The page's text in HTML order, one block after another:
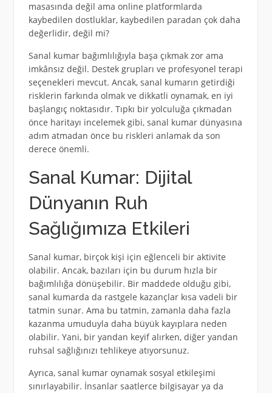
masasında değil ama online platformlarda
kaybedilen dostluklar, kaybedilen paradan çok daha
değerlidir, değil mi?
Sanal kumar bağımlılığıyla başa çıkmak zor ama
imkânsız değil. Destek grupları ve profesyonel terapi
seçenekleri mevcut. Ancak, sanal kumarın getirdiği
risklerin farkında olmak ve dikkatli oynamak, en iyi
başlangıç noktasıdır. Tıpkı bir yolculuğa çıkmadan
önce haritayı incelemek gibi, sanal kumar dünyasına
adım atmadan önce bu riskleri anlamak da son
derece önemli.
Sanal Kumar: Dijital
Dünyanın Ruh
Sağlığımıza Etkileri
Sanal kumar, birçok kişi için eğlenceli bir aktivite
olabilir. Ancak, bazıları için bu durum hızla bir
bağımlılığa dönüşebilir. Bir maddede olduğu gibi,
sanal kumarda da rastgele kazançlar kısa vadeli bir
tatmin sunar. Ama bu tatmin, zamanla daha fazla
kazanma umuduyla daha büyük kayıplara neden
olabilir. Yani, bir yandan keyif alırken, diğer yandan
ruhsal sağlığınızı tehlikeye atıyorsunuz.
Ayrıca, sanal kumar oynamak sosyal etkileşimi
sınırlayabilir. İnsanlar saatlerce bilgisayar ya da